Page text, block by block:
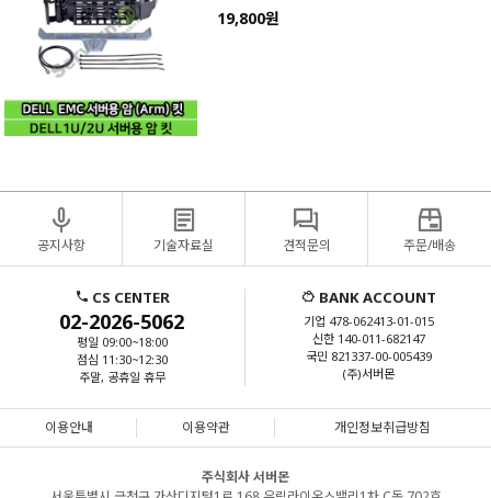
19,800원
공지사항 기술자료실 견적문의 주문/배송
CS CENTER
02-2026-5062
평일 09:00~18:00
점심 11:30~12:30
주말, 공휴일 휴무
BANK ACCOUNT
기업 478-062413-01-015
신한 140-011-682147
국민 821337-00-005439
(주)서버몬
이용안내 이용약관 개인정보취급방침
주식회사 서버몬